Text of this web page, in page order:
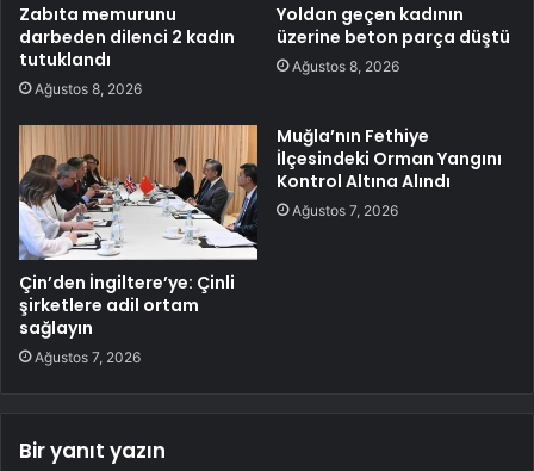
Zabıta memurunu
darbeden dilenci 2 kadın
tutuklandı
Ağustos 8, 2026
Yoldan geçen kadının
üzerine beton parça düştü
Ağustos 8, 2026
Çin’den İngiltere’ye: Çinli
şirketlere adil ortam
sağlayın
Ağustos 7, 2026
Muğla’nın Fethiye
İlçesindeki Orman Yangını
Kontrol Altına Alındı
Ağustos 7, 2026
Bir yanıt yazın